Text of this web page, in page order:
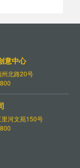
意中心
北路20号
河文苑150号